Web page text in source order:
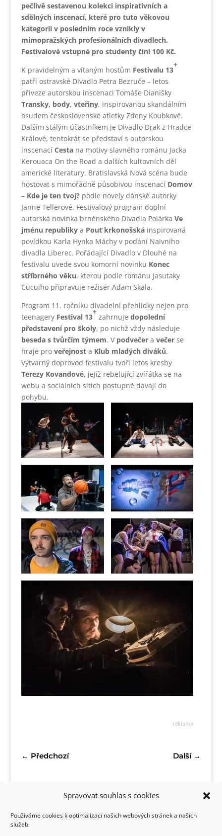
Spravovat souhlas s cookies
Používáme cookies k optimalizaci našich webových stránek a našich
služeb.
pečlivě sestavenou kolekci inspirativních a
sdělných inscenací, které pro tuto věkovou
kategorii v posledním roce vznikly v
mimopražských profesionálních divadlech.
Festivalové vstupné pro studenty činí 100 Kč.
K pravidelným a vítaným hostům Festivalu 13
+
patří ostravské Divadlo Petra Bezruče – letos
přiveze autorskou inscenaci Tomáše Dianišky
Transky, body, vteřiny, inspirovanou skandálním
osudem československé atletky Zdeny Koubkové.
Dalším stálým účastníkem je Divadlo Drak z Hradce
Králové, tentokrát se představí s autorskou
inscenací Cestana motivy slavného románu Jacka
Kerouaca On the Road a dalších kultovních děl
americké literatury. Bratislavská Nová scéna bude
hostovat s mimořádně působivou inscenací Domov
– Kde je ten tvoj?podle novely dánské autorky
Janne Tellerové. Festivalový program doplní
autorská novinka brněnského Divadla Polárka Ve
jménu republikya Pouť krkonošskáinspirovaná
povídkou Karla Hynka Máchy v podání Naivního
divadla Liberec. Pořádající Divadlo v Dlouhé na
festivalu uvede svou komorní novinku Konec
stříbrného věku, kterou podle románu Jasutaky
Cucuiho připravuje režisér Adam Skala.
Program 11. ročníku divadelní přehlídky nejen pro
teenagery Festival 13
+
zahrnuje dopolední
představení pro školy, po nichž vždy následuje
beseda s tvůrčím týmem. V podvečera večerse
hraje pro veřejnosta Klub mladých diváků.
Výtvarný doprovod festivalu tvoří letos kresby
Terezy Kovandové, jejíž rebelující zvířátka se na
webu a sociálních sítích postupně dávají do
pohybu.
reklama
← Předchozí Další→